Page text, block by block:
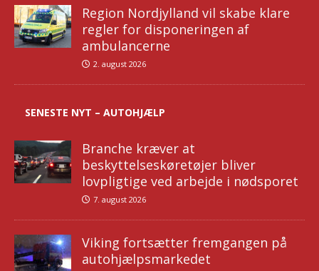
Region Nordjylland vil skabe klare
regler for disponeringen af
ambulancerne
2. august 2026
SENESTE NYT – AUTOHJÆLP
Branche kræver at
beskyttelseskøretøjer bliver
lovpligtige ved arbejde i nødsporet
7. august 2026
Viking fortsætter fremgangen på
autohjælpsmarkedet